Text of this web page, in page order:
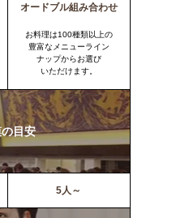
オードブル組み合わせ
お料理は100種類以上の
豊富なメニューライン
ナップからお選び
いただけます。
目安
5人～